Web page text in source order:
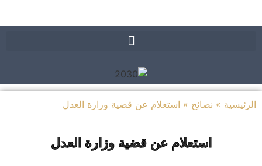
الرئيسية » نصائح » استعلام عن قضية وزارة العدل
استعلام عن قضية وزارة العدل